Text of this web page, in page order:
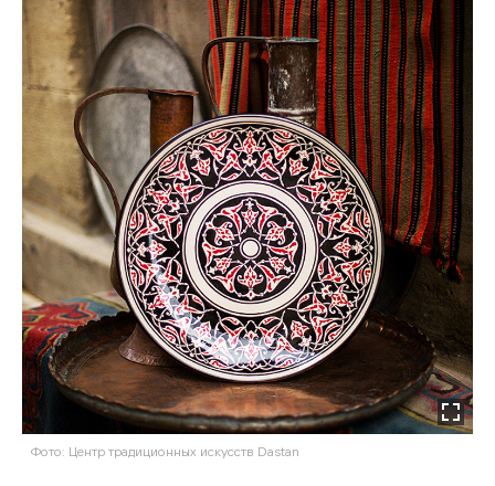
Фото: Центр традиционных искусств Dastan